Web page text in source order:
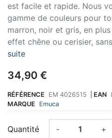
est facile et rapide. Nous
gamme de couleurs pour
marron, noir et gris, en
effet chêne ou cerisier,
suite
34,90 €
RÉFÉRENCE EM 4026515 EAN
MARQUE
Emuca
Quantité - +